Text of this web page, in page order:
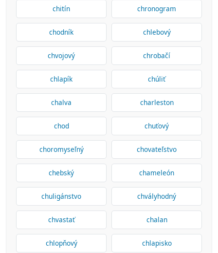
chitín chronogram
chodník chlebový
chvojový chrobačí
chlapík chúliť
chalva charleston
chod chuťový
choromyseľný chovateľstvo
chebský chameleón
chuligánstvo chvályhodný
chvastať chalan
chlopňový chlapisko